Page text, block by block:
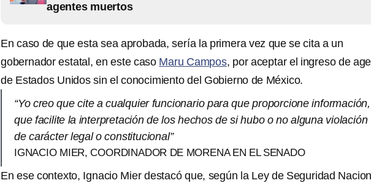
agentes muertos
En caso de que esta sea aprobada, sería la primera vez que se cita a un
gobernador estatal, en este caso Maru Campos, por aceptar el ingreso de
de Estados Unidos sin el conocimiento del Gobierno de México.
“Yo creo que cite a cualquier funcionario para que proporcione información,
que facilite la interpretación de los hechos de si hubo o no alguna violación
de carácter legal o constitucional”
IGNACIO MIER, COORDINADOR DE MORENA EN EL SENADO
En ese contexto, Ignacio Mier destacó que, según la Ley de Seguridad